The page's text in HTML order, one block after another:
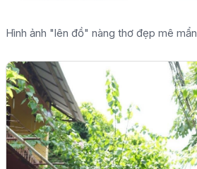
Hình ảnh "lên đồ" nàng thơ đẹp mê mẩn